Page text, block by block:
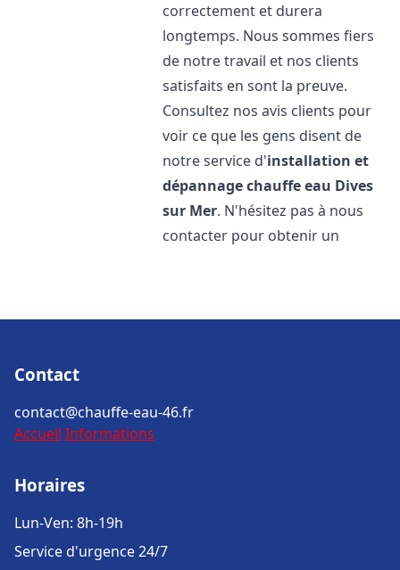
correctement et durera
longtemps. Nous sommes fiers
de notre travail et nos clients
satisfaits en sont la preuve.
Consultez nos avis clients pour
voir ce que les gens disent de
notre service d'installation et
dépannage chauffe eau Dives
sur Mer. N'hésitez pas à nous
contacter pour obtenir un
Contact
contact@chauffe-eau-46.fr
Accueil Informations
Horaires
Lun-Ven: 8h-19h
Service d'urgence 24/7